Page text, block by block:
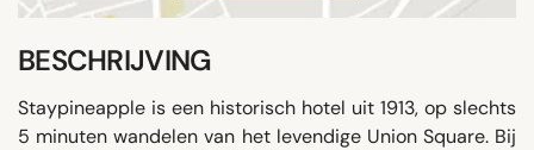
BESCHRIJVING
Staypineapple is een historisch hotel uit 1913, op slechts
5 minuten wandelen van het levendige Union Square. Bij